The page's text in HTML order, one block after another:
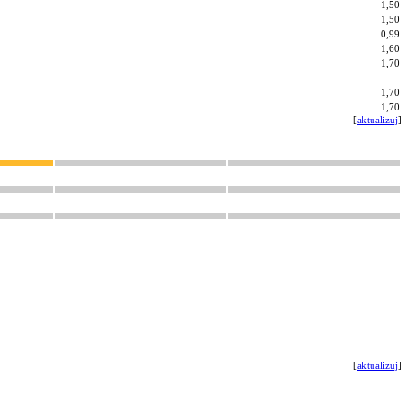
1,50
1,50
0,99
1,60
1,70
1,70
1,70
[aktualizuj]
[aktualizuj]